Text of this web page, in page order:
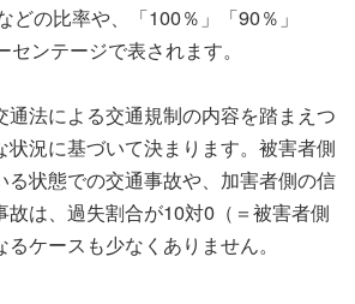
どの比率や、「100％」「90％」
センテージで表されます。
通法による交通規制の内容を踏まえつ
状況に基づいて決まります。被害者側
る状態での交通事故や、加害者側の信
故は、過失割合が10対0（＝被害者側
ケースも少なくありません。